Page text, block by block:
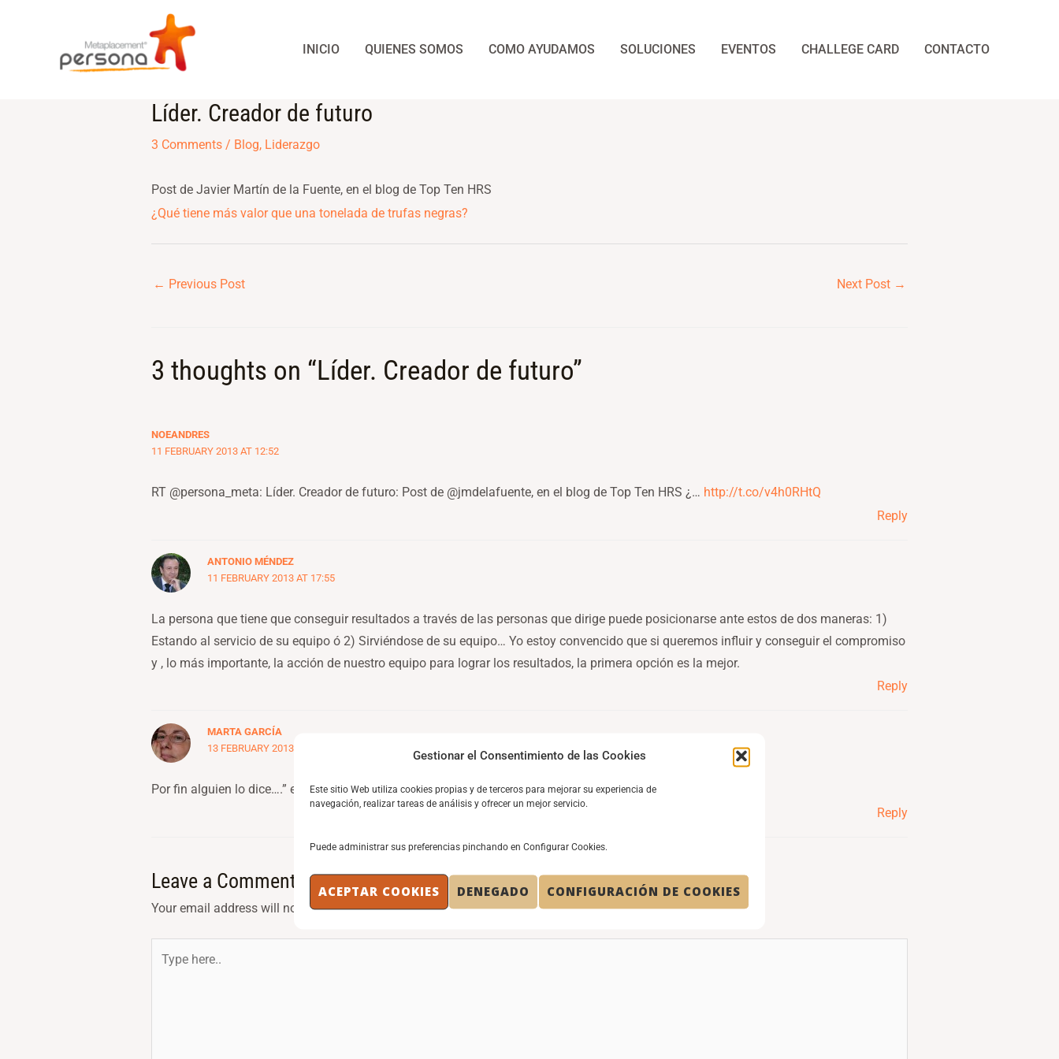
Gestionar el Consentimiento de las Cookies
Este sitio Web utiliza cookies propias y de terceros para mejorar su experiencia de
navegación, realizar tareas de análisis y ofrecer un mejor servicio.
Puede administrar sus preferencias pinchando en Configurar Cookies.
ACEPTAR COOKIES DENEGADO CONFIGURACIÓN DE COOKIES
INICIO QUIENES SOMOS COMO AYUDAMOS SOLUCIONES EVENTOS CHALLEGE CARD CONTACTO
Líder. Creador de futuro
3 Comments / Blog, Liderazgo
Post de Javier Martín de la Fuente, en el blog de Top Ten HRS
¿Qué tiene más valor que una tonelada de trufas negras?
Post
← Previous Post Next Post →
3 thoughts on “Líder. Creador de futuro”
NOEANDRES
11 FEBRUARY 2013 AT 12:52
RT @persona_meta: Líder. Creador de futuro: Post de @jmdelafuente, en el blog de Top Ten HRS ¿… http://t.co/v4h0RHtQ
Reply
ANTONIO MÉNDEZ
11 FEBRUARY 2013 AT 17:55
La persona que tiene que conseguir resultados a través de las personas que dirige puede posicionarse ante estos de dos maneras: 1)
Estando al servicio de su equipo ó 2) Sirviéndose de su equipo… Yo estoy convencido que si queremos influir y conseguir el compromiso
y , lo más importante, la acción de nuestro equipo para lograr los resultados, la primera opción es la mejor.
Reply
MARTA GARCÍA
13 FEBRUARY 2013 AT 00:24
Por fin alguien lo dice….” estar al servicio del equipo”.
Reply
Leave a Comment
Your email address will not be published. Required fields are marked*
here..